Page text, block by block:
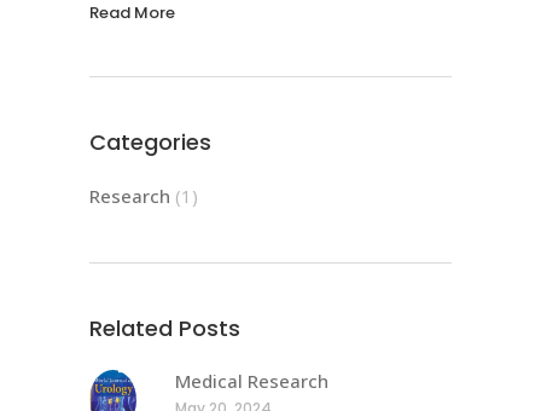
Read More
Categories
Research (1)
Related Posts
Medical Research